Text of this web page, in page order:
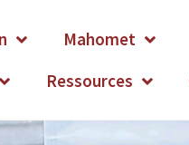
Mahomet
Ressources